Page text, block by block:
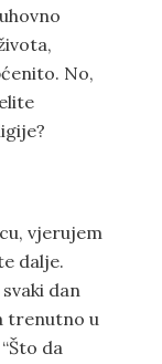
No,
vjerujem
dalje.
dan
trenutno u
da